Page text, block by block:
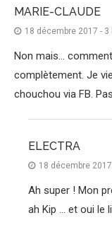
MARIE-CLAUDE
18 décembre 2017 - 3
Non mais…
complètement. Je
chouchou via FB.
ELECTRA
18 décembre
Ah super ! Mon
ah Kip … et oui le